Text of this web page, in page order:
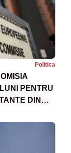
Politica
PENTRU
DIN